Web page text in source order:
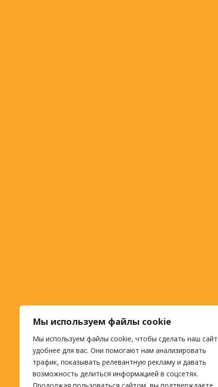
Мы используем файлы cookie
Мы используем файлы cookie, чтобы сделать наш сайт
удобнее для вас. Они помогают нам анализировать
трафик, показывать релевантную рекламу и давать
возможность делиться информацией в соцсетях.